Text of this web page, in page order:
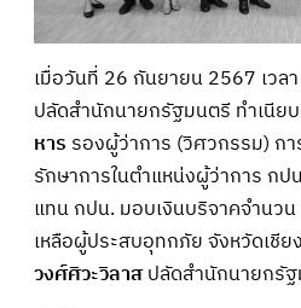
เมื่อวันที่ 26 กันยายน 2567 เว
ปลัดสำนักนายกรัฐมนตรี ทำเนีย
หาร รองผู้ว่าการ (วิศวกรรม) ก
รักษาการในตำแหน่งผู้ว่าการ ก
แทน กปน. มอบเงินบริจาคจำนว
เหลือผู้ประสบอุทกภัย จังหวัดเชีย
วงศ์ศิวะวิลาสปลัดสำนักนายกรั